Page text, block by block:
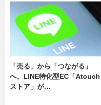
「売る」から「つながる」
へ。LINE特化型EC「Atouch
ストア」が…